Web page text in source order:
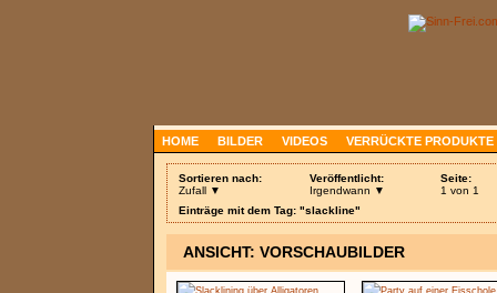
HOME BILDER VIDEOS VERRÜCKTE PRODUKTE
Sortieren nach:
Zufall ▼
Veröffentlicht:
Irgendwann ▼
Seite:
1 von 1
Einträge mit dem Tag: "slackline"
ANSICHT: VORSCHAUBILDER